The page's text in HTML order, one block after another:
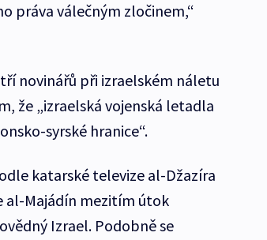
práva válečným zločinem,“
novinářů při izraelském náletu
že „izraelská vojenská letadla
syrské hranice“.
katarské televize al-Džazíra
al-Majádín mezitím útok
Izrael. Podobně se